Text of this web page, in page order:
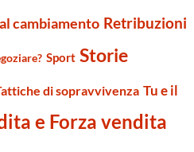
cambiamento Retribuzioni
Sport Storie
di sopravvivenza Tu e il
e Forza vendita